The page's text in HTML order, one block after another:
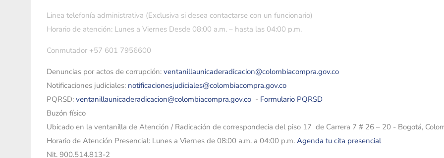
Linea telefonía administrativa (Exclusiva si desea contactarse con un funcionario)
Horario de atención: Lunes a Viernes Desde 08:00 a.m. – hasta las 04:00 p.m.
Conmutador +57 601 7956600
Denuncias por actos de corrupción: ventanillaunicaderadicacion@colombiacompra.gov.co
Notificaciones judiciales: notificacionesjudiciales@colombiacompra.gov.co
PQRSD: ventanillaunicaderadicacion@colombiacompra.gov.co - Formulario PQRSD
Buzón físico
Ubicado en la ventanilla de Atención / Radicación de correspondecia del piso 17 de Carrera 7 # 26 – 20 - Bogotá,
Horario de Atención Presencial: Lunes a Viernes de 08:00 a.m. a 04:00 p.m. Agenda tu cita presencial
Nit. 900.514.813-2